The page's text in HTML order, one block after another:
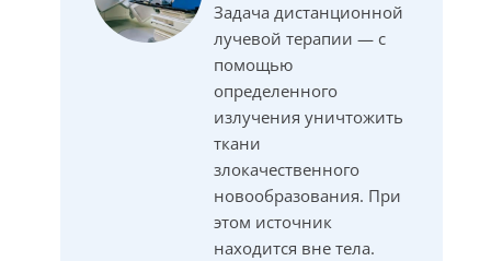
Задача дистанционной
лучевой терапии — с
помощью
определенного
излучения уничтожить
ткани
злокачественного
новообразования. При
этом источник
находится вне тела.